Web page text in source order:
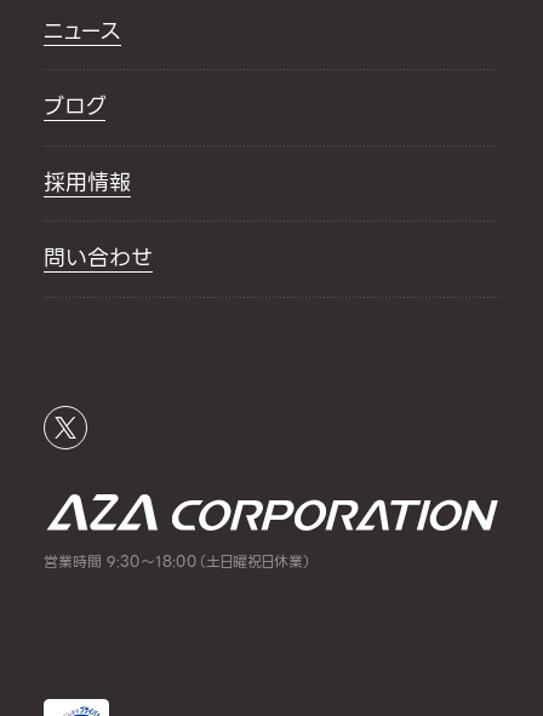
ニュース
ブログ
採用情報
問い合わせ
営業時間 9:30～18:00（土日曜祝日休業）